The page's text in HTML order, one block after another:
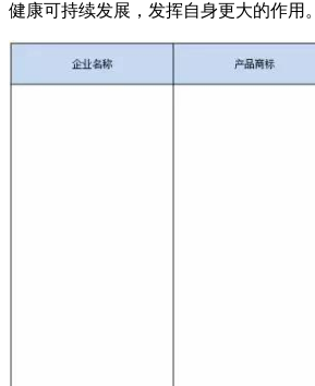
健康可持续发展，发挥自身更大的作用。